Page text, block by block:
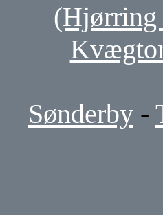
(Hjørring
Sønderby-